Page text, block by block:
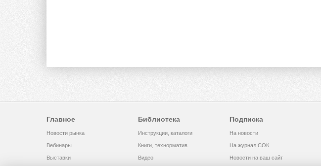
Главное
Новости рынка
Вебинары
Выставки
Библиотека
Инструкции, каталоги
Книги, технорматив
Видео
Подписка
На новости
На журнал СОК
Новости на ваш сайт